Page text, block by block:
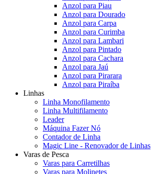
Anzol para Piau
Anzol para Dourado
Anzol para Carpa
Anzol para Curimba
Anzol para Lambari
Anzol para Pintado
Anzol para Cachara
Anzol para Jaú
Anzol para Pirarara
Anzol para Piraíba
Linhas
Linha Monofilamento
Linha Multifilamento
Leader
Máquina Fazer Nó
Contador de Linha
Magic Line - Renovador de Linhas
Varas de Pesca
Varas para Carretilhas
Varas para Molinetes